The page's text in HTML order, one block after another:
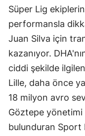
Süper Lig
performansla
Juan Silva için
kazanıyor.
ciddi şekilde
Lille, daha önce
18 milyon avro
Göztepe yönetimi
bulunduran Sport